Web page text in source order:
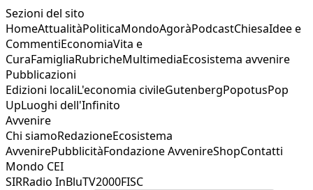
Sezioni del sito
HomeAttualitàPoliticaMondoAgoràPodcastChiesaIdee e
CommentiEconomiaVita e
CuraFamigliaRubricheMultimediaEcosistema avvenire
Pubblicazioni
Edizioni localiL'economia civileGutenbergPopotusPop
UpLuoghi dell'Infinito
Avvenire
Chi siamoRedazioneEcosistema
AvvenirePubblicitàFondazione AvvenireShopContatti
Mondo CEI
SIRRadio InBluTV2000FISC